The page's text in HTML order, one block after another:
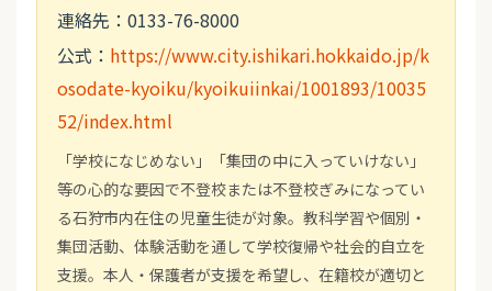
連絡先：0133-76-8000
公式： https://www.city.ishikari.hokkaido.jp/k
osodate-kyoiku/kyoikuiinkai/1001893/10035
52/index.html
「学校になじめない」「集団の中に入っていけない」
等の心的な要因で不登校または不登校ぎみになってい
る石狩市内在住の児童生徒が対象。教科学習や個別・
集団活動、体験活動を通して学校復帰や社会的自立を
支援。本人・保護者が支援を希望し、在籍校が適切と